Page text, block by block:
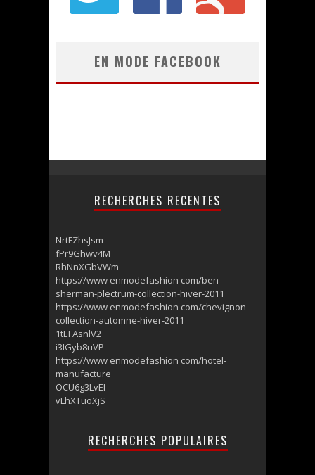
EN MODE FACEBOOK
RECHERCHES RECENTES
NrtFZhsJsm
fPr9Ghwv4M
RhNnXGbVWm
https://www enmodefashion com/ben-
sherman-plectrum-collection-hiver-2011
https://www enmodefashion com/chevignon-
collection-automne-hiver-2011
1tEFAsnlV2
i3IGyb8uVP
https://www enmodefashion com/hotel-
manufacture
OCU6g3LvEl
vLhXTuoXjS
RECHERCHES POPULAIRES